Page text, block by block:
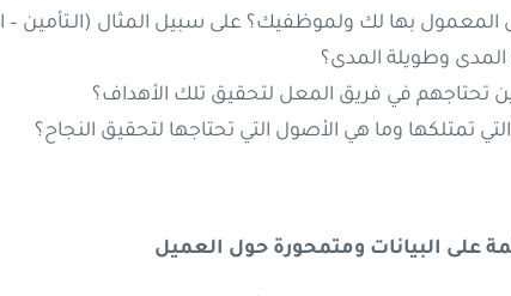
بها لك ولموظفيك؟ على سبيل المثال (الـتأمين –
وطويلة المدى؟
تحتاجهم في فريق المعل لتحقيق تلك الأهداف؟
تمتلكها وما هي الأصول التي تحتاجها لتحقيق النجاح؟
على البيانات ومتمحورة حول العميل